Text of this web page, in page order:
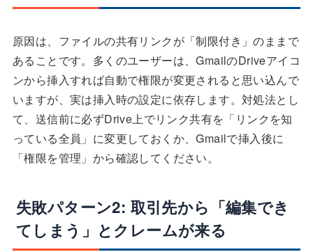
原因は、ファイルの共有リンクが「制限付き」のままで
あることです。多くのユーザーは、GmailのDriveアイコ
ンから挿入すれば自動で権限が変更されると思い込んで
いますが、実は挿入時の設定に依存します。対処法とし
て、送信前に必ずDrive上でリンク共有を「リンクを知
っている全員」に変更しておくか、Gmailで挿入後に
「権限を管理」から確認してください。
失敗パターン2: 取引先から「編集でき
てしまう」とクレームが来る